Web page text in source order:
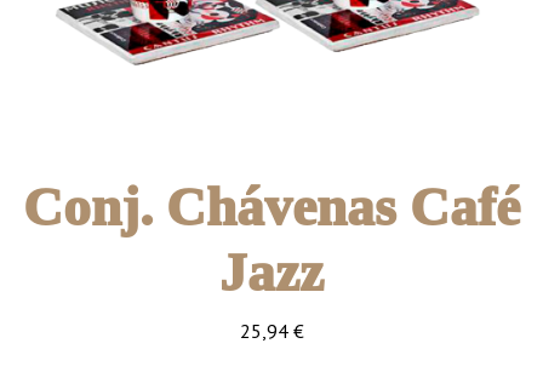
Conj. Chávenas Café
Jazz
25,94 €